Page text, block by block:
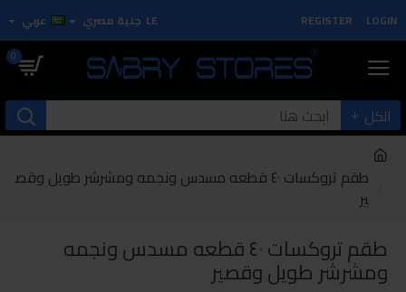
LOGIN
REGISTER
LE جنية مصري عربي
0
الكل
طقم تروكسات ٤٠ قطعه مسدس ونجمه ومشرشر طويل وقص
ير
طقم تروكسات ٤٠ قطعه مسدس ونجمه
ومشرشر طويل وقصير